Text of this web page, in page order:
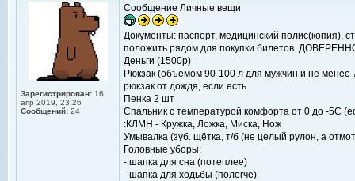
Зарегистрирован: 16
апр 2019, 23:26
Сообщений: 24
Сообщение Личные вещи
Документы: паспорт, медицинский полис(копия),
положить рядом для покупки билетов.
Деньги (1500р)
Рюкзак (объемом 90-100 л для мужчин и не
рюкзак от дождя, если есть.
Пенка 2 шт
Спальник с температурой комфорта от 0 до -5С
:КЛМН - Кружка, Ложка, Миска, Нож
Умывалка (зуб. щётка, т/б (не целый рулон, а
Головные уборы:
- шапка для сна (потеплее)
- шапка для ходьбы (полегче)